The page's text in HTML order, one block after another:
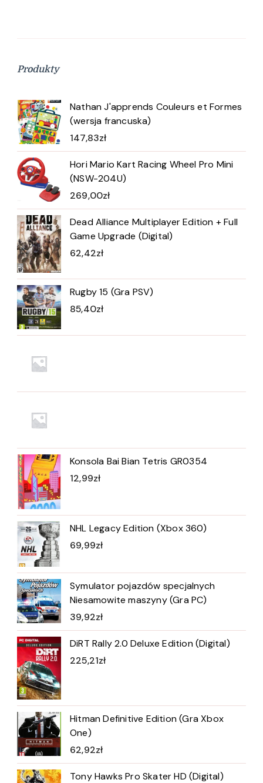
Produkty
Nathan J'apprends Couleurs et Formes
(wersja francuska)
147,83zł
Hori Mario Kart Racing Wheel Pro Mini
(NSW-204U)
269,00zł
Dead Alliance Multiplayer Edition + Full
Game Upgrade (Digital)
62,42zł
Rugby 15 (Gra PSV)
85,40zł
Konsola Bai Bian Tetris GR0354
12,99zł
NHL Legacy Edition (Xbox 360)
69,99zł
Symulator pojazdów specjalnych
Niesamowite maszyny (Gra PC)
39,92zł
DiRT Rally 2.0 Deluxe Edition (Digital)
225,21zł
Hitman Definitive Edition (Gra Xbox
One)
62,92zł
Tony Hawks Pro Skater HD (Digital)